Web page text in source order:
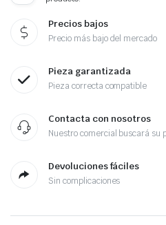
Precios bajos
Precio más bajo del mercado
Pieza garantizada
Pieza correcta compatible
Contacta con nosotros
Nuestro comercial buscará su
Devoluciones fáciles
Sin complicaciones